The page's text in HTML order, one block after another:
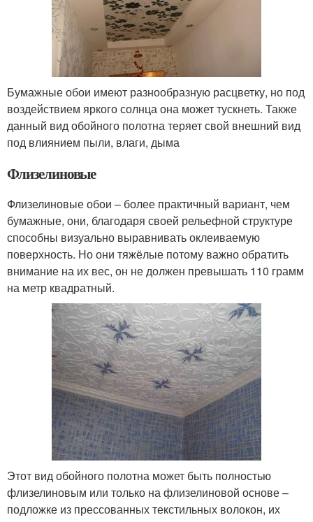
Бумажные обои имеют разнообразную расцветку, но под
воздействием яркого солнца она может тускнеть. Также
данный вид обойного полотна теряет свой внешний вид
под влиянием пыли, влаги, дыма
Флизелиновые
Флизелиновые обои – более практичный вариант, чем
бумажные, они, благодаря своей рельефной структуре
способны визуально выравнивать оклеиваемую
поверхность. Но они тяжёлые потому важно обратить
внимание на их вес, он не должен превышать 110 грамм
на метр квадратный.
Этот вид обойного полотна может быть полностью
флизелиновым или только на флизелиновой основе –
подложке из прессованных текстильных волокон, их